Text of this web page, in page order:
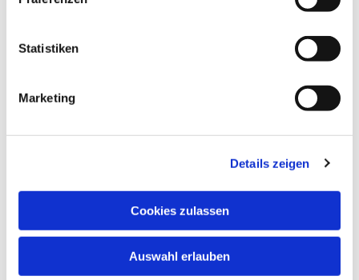
Statistiken
Marketing
Details zeigen
Cookies zulassen
Auswahl erlauben
gemütliche Zeit
Unser Kuchen ist selbst gebacken, der Kaffee bio-
Wer hat Lust und Zeit uns zu helfen?